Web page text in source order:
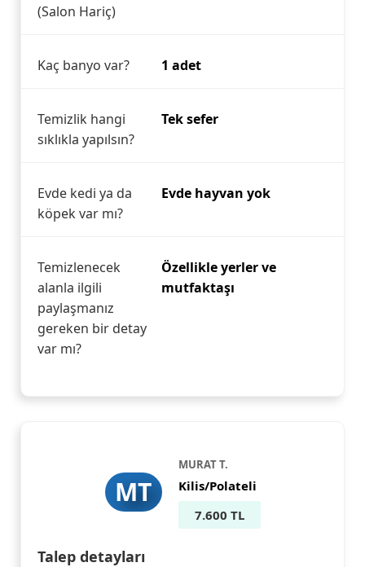
(Salon Hariç)
Kaç banyo var? 1 adet
Temizlik hangi
sıklıkla yapılsın?
Tek sefer
Evde kedi ya da
köpek var mı?
Evde hayvan yok
Temizlenecek
alanla ilgili
paylaşmanız
gereken bir detay
var mı?
Özellikle yerler ve
mutfaktaşı
MT
MURAT T.
Kilis/Polateli
7.600 TL
Talep detayları